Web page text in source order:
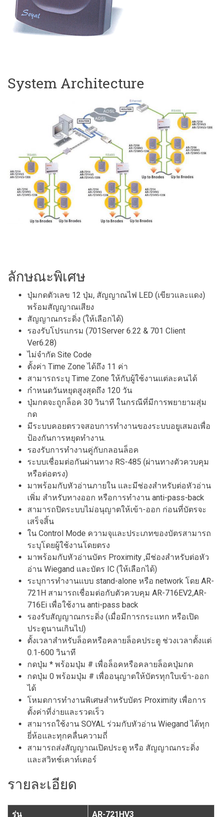
System Architecture
ลักษณะพิเศษ
ปุ่มกดตัวเลข 12 ปุ่ม, สัญญาณไฟ LED (เขียวและแดง)
พร้อมสัญญาณเสียง
สัญญาณกระดิ่ง (ให้เลือกได้)
รองรับโปรแกรม (701Server 6.22 & 701 Client
Ver6.28)
ไม่จำกัด Site Code
ตั้งค่า Time Zone ได้ถึง 11 ค่า
สามารถระบุ Time Zone ให้กับผู้ใช้งานแต่ละคนได้
กำหนดวันหยุดสูงสุดถึง 120 วัน
ปุ่มกดจะถูกล็อค 30 วินาที ในกรณีที่มีการพยายามสุ่ม
กด
มีระบบคอยตรวจสอบการทำงานของระบบอยูเสมอเพื่อ
ป้องกันการหยุดทำงาน.
รองรับการทำงานคู่กับกลอนล็อค
ระบบเชื่อมต่อกันผ่านทาง RS-485 (ผ่านทางตัวควบคุม
หรือต่อตรง)
มาพร้อมกับหัวอ่านภายใน และมีช่องสำหรับต่อหัวอ่าน
เพิ่ม สำหรับทางออก หรือการทำงาน anti-pass-back
สามารถปิดระบบไม่อนุญาตให้เข้า-ออก ก่อนที่บัตรจะ
เสร็จสิ้น
ใน Control Mode ความจุและประเภทของบัตรสามารถ
ระบุโดยผู้ใช้งานโดยตรง
มาพร้อมกับหัวอ่านบัตร Proximity ,มีช่องสำหรับต่อหัว
อ่าน Wiegand และบัตร IC (ให้เลือกได้)
ระบุการทำงานแบบ stand-alone หรือ network โดย AR-
721H สามารถเชื่อมต่อกับตัวควบคุม AR-716EV2,AR-
716Ei เพื่อใช้งาน anti-pass back
รองรับสัญญาณกระดิ่ง (เมื่อมีการกระแทก หรือเปิด
ประตูนานเกินไป)
ตั้งเวลาสำหรับล็อคหรือคลายล็อคประตู ช่วงเวลาตั้งแต่
0.1-600 วินาที
กดปุ่ม * พร้อมปุ่ม # เพื่อล็อคหรือคลายล็อคปุ่มกด
กดปุ่ม 0 พร้อมปุ่ม # เพื่ออนุญาตให้บัตรทุกใบเข้า-ออก
ได้
โหมดการทำงานพิเศษสำหรับบัตร Proximity เพื่อการ
ตั้งค่าที่ง่ายและรวดเร็ว
สามารถใช้งาน SOYAL ร่วมกับหัวอ่าน Wiegand ได้ทุก
ยี่ห้อและทุกคลื่นความถี่
สามารถส่งสัญญาณเปิดประตู หรือ สัญญาณกระดิ่ง
และสวิทช์เคาท์เตอร์
รายละเอียด
รุ่น AR-721HV3